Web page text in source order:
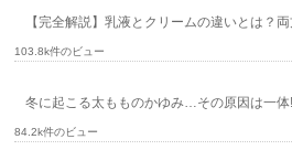
【完全解説】乳液とクリームの違いとは？
103.8k件のビュー
冬に起こる太もものかゆみ…その原因は一体
84.2k件のビュー